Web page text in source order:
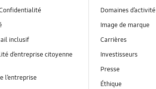
inclusif
d’entreprise citoyenne
l’entreprise
Domaines d’activité
Image de marque
Carrières
Investisseurs
Presse
Éthique